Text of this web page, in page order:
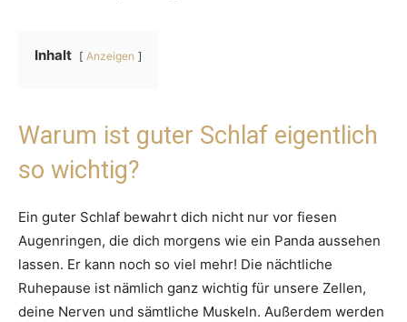
Inhalt Anzeigen
Warum ist guter Schlaf eigentlich
so wichtig?
Ein guter Schlaf bewahrt dich nicht nur vor fiesen
Augenringen, die dich morgens wie ein Panda aussehen
lassen. Er kann noch so viel mehr! Die nächtliche
Ruhepause ist nämlich ganz wichtig für unsere Zellen,
deine Nerven und sämtliche Muskeln. Außerdem werden